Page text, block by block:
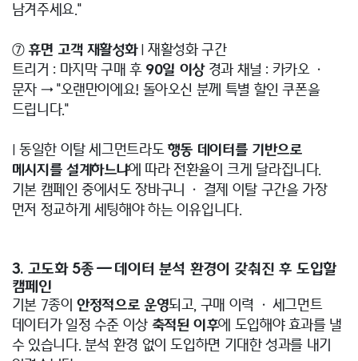
남겨주세요."
⑦휴면 고객 재활성화| 재활성화 구간
트리거 : 마지막 구매 후 90일 이상경과 채널 : 카카오 ·
문자 → "오랜만이에요! 돌아오신 분께 특별 할인 쿠폰을
드립니다."
| 동일한 이탈 세그먼트라도행동 데이터를 기반으로
메시지를 설계하느냐에 따라 전환율이 크게 달라집니다.
기본 캠페인 중에서도 장바구니 · 결제 이탈 구간을 가장
먼저 정교하게 세팅해야 하는 이유입니다.
3. 고도화 5종 — 데이터 분석 환경이 갖춰진 후 도입할
캠페인
기본 7종이안정적으로 운영되고, 구매 이력 · 세그먼트
데이터가 일정 수준 이상 축적된 이후에 도입해야 효과를 낼
수 있습니다. 분석 환경 없이 도입하면 기대한 성과를 내기